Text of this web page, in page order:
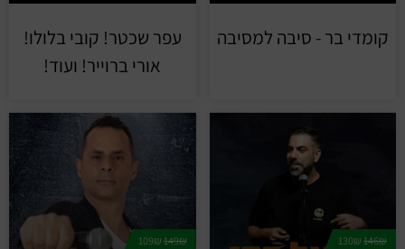
קומדי בר - סיבה למסיבה
עפר שכטר! קובי בלולו!
אורי ברוייר! ועוד!
146₪
149₪
109₪